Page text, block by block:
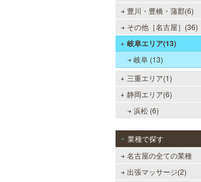
豊川・豊橋・蒲郡(6)
その他［名古屋］(36)
岐阜エリア(13)
岐阜 (13)
三重エリア(1)
静岡エリア(6)
浜松 (6)
業種で探す
名古屋の全ての業種
出張マッサージ(2)